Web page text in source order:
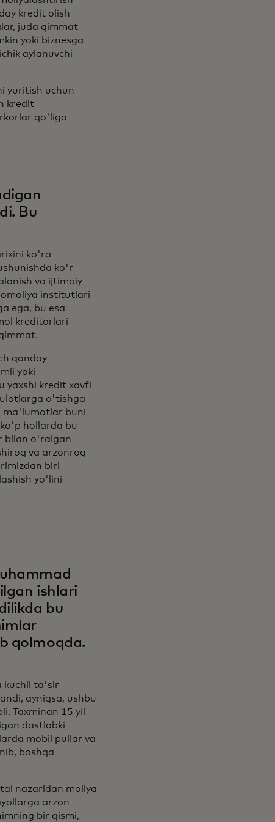
kredit olish
juda qimmat
yoki biznesga
aylanuvchi
yuritish uchun
kredit
qo'liga
Bu
ko'ra
ko'r
va ijtimoiy
institutlari
ega, bu esa
kreditorlari
qanday
yoki
yaxshi kredit xavfi
o'tishga
ma'lumotlar buni
hollarda bu
bilan o'ralgan
va arzonroq
biri
yo'lini
ishlari
bu
qolmoqda.
kuchli ta'sir
ayniqsa, ushbu
Taxminan 15 yil
dastlabki
mobil pullar va
boshqa
nazaridan moliya
arzon
bir qismi,